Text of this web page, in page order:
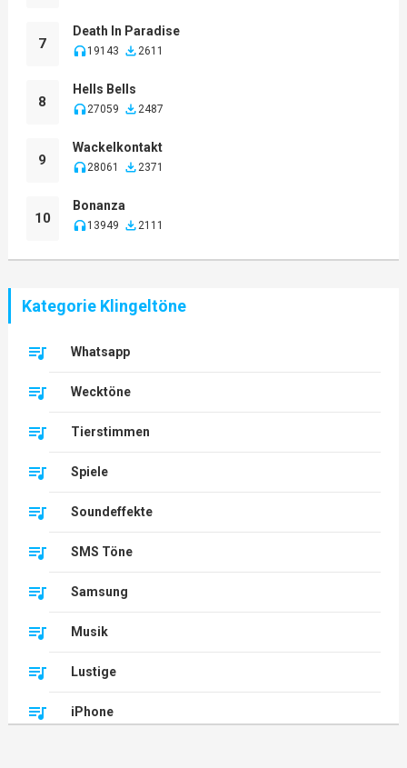
7
Death In Paradise
19143 2611
8
Hells Bells
27059 2487
9
Wackelkontakt
28061 2371
10
Bonanza
13949 2111
Kategorie Klingeltöne
Whatsapp
Wecktöne
Tierstimmen
Spiele
Soundeffekte
SMS Töne
Samsung
Musik
Lustige
iPhone